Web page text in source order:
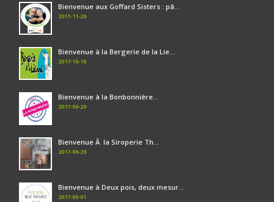
Bienvenue aux Goffard Sisters : pâ...
2017-11-29
Bienvenue à la Bergerie de la Lie...
2017-10-18
Bienvenue à la Bonbonnière...
2017-09-29
Bienvenue Ã la Siroperie Th...
2017-09-29
Bienvenue à Deux pois, deux mesur...
2017-09-01